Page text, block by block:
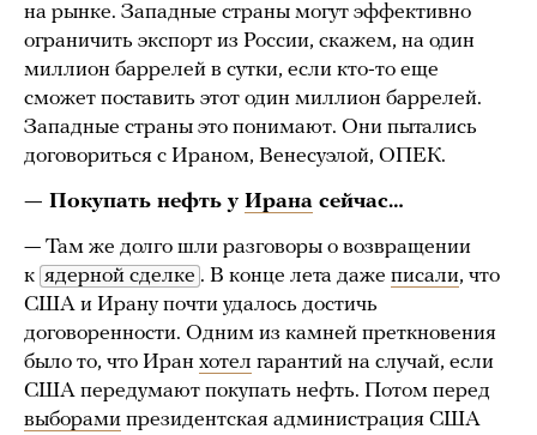
на рынке. Западные страны могут эффективно
ограничить экспорт из России, скажем, на один
миллион баррелей в сутки, если кто-то еще
сможет поставить этот один миллион баррелей.
Западные страны это понимают. Они пытались
договориться с Ираном, Венесуэлой, ОПЕК.
— Покупать нефть у Ирана сейчас…
— Там же долго шли разговоры о возвращении
к ядерной сделке . В конце лета даже писали, что
США и Ирану почти удалось достичь
договоренности. Одним из камней преткновения
было то, что Иран хотел гарантий на случай, если
США передумают покупать нефть. Потом перед
выборами президентская администрация США